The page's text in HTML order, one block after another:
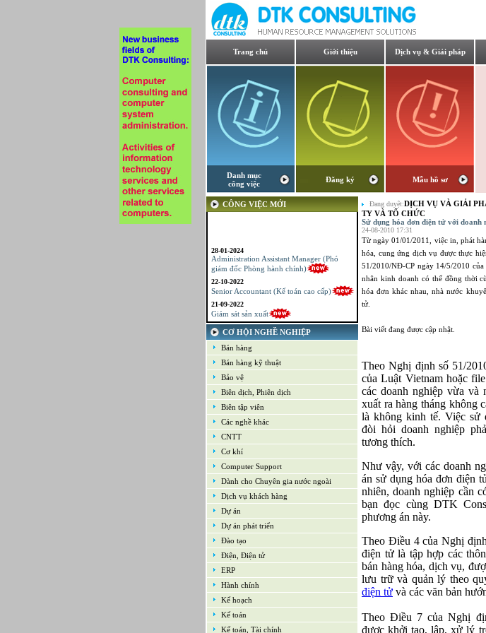
Trang chủ Giới thiệu Dịch vụ & Giải pháp
Danh mục
công việc
Đăng ký Mẫu hồ sơ
CÔNG VIỆC MỚI
Administration Assistant Manager (Phó
giám đốc Phòng hành chính)
Senior Accountant (Kế toán cao cấp)
Giám sát sản xuất
21-09-2022
Kế toán tổng hợp – Thuế
16-09-2022
Nhân viên cao cấp NPD - Phát triển sản
phẩm mới
16-09-2022
Giám sát Mua hàng
16-09-2022
Chuyên viên CNTT /Bộ phận Hỗ trợ & Hệ
thống
16-09-2022
Trưởng bộ phận Kho
CƠ HỘI NGHỀ NGHIỆP
Bán hàng
Bán hàng kỹ thuật
Bảo vệ
Biên dịch, Phiên dịch
Biên tập viên
Các nghề khác
CNTT
Cơ khí
Computer Support
Dành cho Chuyên gia nước ngoài
Dịch vụ khách hàng
Dự án
Dự án phát triển
Đào tạo
Điện, Điện tử
ERP
Hành chính
Kế hoạch
Kế toán
Kế toán, Tài chính
Đang duyệt:DỊCH VỤ VÀ GIẢI
TY VÀ TỔ CHỨC
Sử dụng hóa đơn điện tử với doanh
24-08-2010 17:31
Từ ngày 01/01/2011, việc in, phát
hóa, cung ứng dịch vụ được thực
51/2010/NĐ-CP ngày 14/5/2010
nhân kinh doanh có thể đồng thời
hóa đơn khác nhau, nhà nước
tử.
Bài viết đang được cập nhật.
Theo Nghị định số 51/
của Luật Vietnam hoặc file
các doanh nghiệp vừa và
xuất ra hàng tháng không
là không kinh tế. Việc sử
đòi hỏi doanh nghiệp
tương thích.
Như vậy, với các doanh
án sử dụng hóa đơn điện
nhiên, doanh nghiệp cần
bạn đọc cùng DTK
phương án này.
Theo Điều 4 của Nghị
điện tử là tập hợp các
bán hàng hóa, dịch vụ,
lưu trữ và quản lý theo
điện tử và các văn bản
Theo Điều 7 của Nghị
được khởi tạo, lập, xử lý